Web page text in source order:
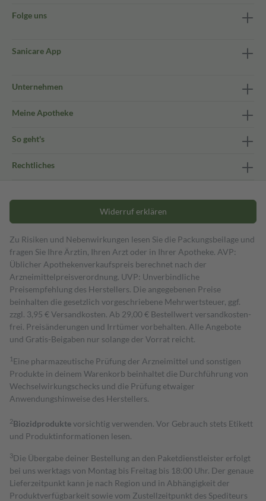
Folge uns
Sanicare App
Unternehmen
Meine Apotheke
So geht's
Rechtliches
Widerruf erklären
Zu Risiken und Nebenwirkungen lesen Sie die Packungsbeilage und
fragen Sie Ihre Ärztin, Ihren Arzt oder in Ihrer Apotheke. AVP:
Üblicher Apothekenverkaufspreis berechnet nach der
Arzneimittelpreisverordnung. UVP: Unverbindliche
Preisempfehlung des Herstellers. Die angegebenen Preise
beinhalten die gesetzlich vorgeschriebene Mehrwertsteuer, ggf.
zzgl. 3,95 € Versandkosten. Ab 29,00 € Bestell­wert versand­kosten­
frei. Preisänderungen und Irrtümer vorbehalten. Alle Angebote
und Gratis-Beigaben nur solange der Vorrat reicht.
1 Eine pharmazeutische Prüfung der Arzneimittel und sonstigen
Produkte in deinem Warenkorb beinhaltet die Durchführung von
Wechselwirkungschecks und die Prüfung etwaiger
Anwendungshinweise des Herstellers.
2Biozidproduktevorsichtig verwenden. Vor Gebrauch stets Etikett
und Produktinformationen lesen.
3Die Übergabe deiner Bestellung an den Paketdienstleister erfolgt
bei uns werktags von Montag bis Freitag bis 18:00 Uhr. Der genaue
Lieferzeitpunkt kann je nach Region und in Abhängigkeit der
Produktverfügbarkeit sowie vom Zustellzeitpunkt des Spediteurs